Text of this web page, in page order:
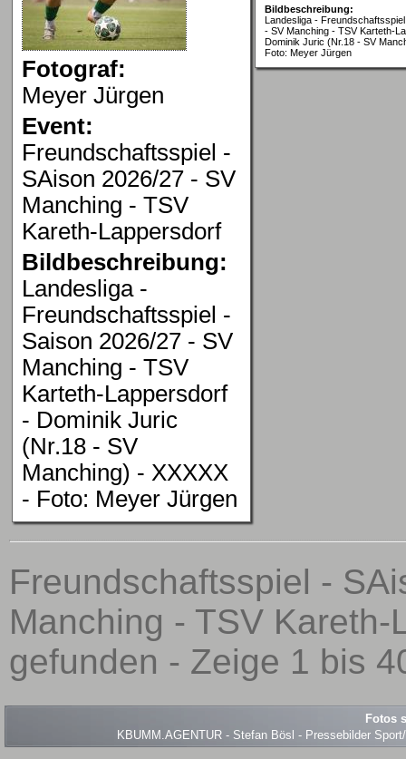
Fotograf:
Meyer Jürgen
Event:
Freundschaftsspiel -
SAison 2026/27 - SV
Manching - TSV
Kareth-Lappersdorf
Bildbeschreibung:
Landesliga -
Freundschaftsspiel -
Saison 2026/27 - SV
Manching - TSV
Karteth-Lappersdorf
- Dominik Juric
(Nr.18 - SV
Manching) - XXXXX
- Foto: Meyer Jürgen
Bildbeschreibung:
Landesliga -
- SV Manching - TSV Karteth-
Dominik Juric (Nr.18 - SV
Foto: Meyer Jürgen
Freundschaftsspiel -
Manching - TSV
gefunden - Zeige 1 bis
Fotos
KBUMM.AGENTUR - Stefan Bösl - Pressebilder